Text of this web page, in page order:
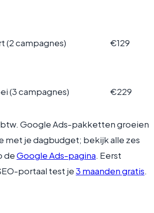
(2 campagnes) €129
(3 campagnes) €229
Google Ads-pakketten groeien
met je dagbudget; bekijk alle zes
deGoogle Ads-pagina. Eerst
portaal test je3 maanden gratis.